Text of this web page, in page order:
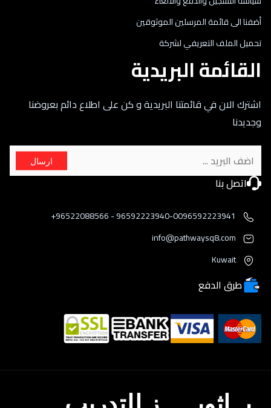
أضفنا الى قائمة المرسلين الموثوقين
تحميل الملف التعريفي لشركة
القائمة البريدية
اشترك الان في قائمتنا البريدية و كن على اطلاع دائم بعروضنا
وجديدنا
ارسال
اتصل بنا
96592223940-0096592223941 - 96522088566+
info@pathwaysq8.com
Kuwait
طرق الدفع